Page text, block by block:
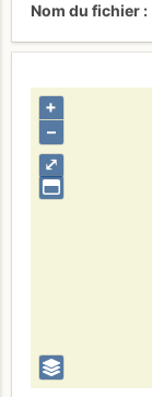
Nom du fichier
⤢
+
–